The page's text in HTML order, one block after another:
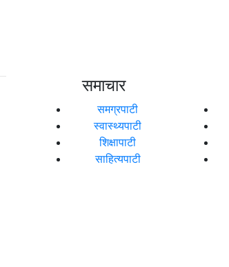
समाचार
समग्रपाटी
स्वास्थ्यपाटी
शिक्षापाटी
साहित्यपाटी